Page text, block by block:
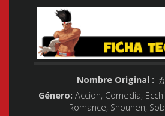
Nombre Original :
Género: Accion, Comedia,
Romance, Shounen,